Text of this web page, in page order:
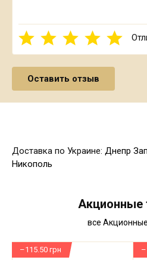
Доставка по Украине: Днепр
Никополь
Акционные
все
–115.50 грн